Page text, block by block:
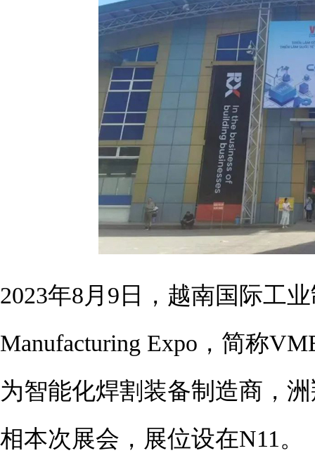
2023年8月9日，越南国际工
Manufacturing Expo，简称
为智能化焊割装备制造商，
相本次展会，展位设在N11。